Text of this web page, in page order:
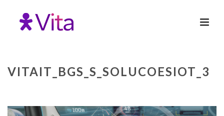
VITAIT_BGS_S_SOLUCOESIOT_3